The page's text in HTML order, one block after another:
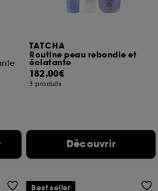
TATCHA
Routine peau rebondie et
éclatante
182,00€
3 produits
Découvrir
Best seller